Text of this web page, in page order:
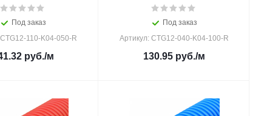
Под заказ
110-K04-050-R
руб./м
Под заказ
Артикул: CTG12-040-K04-100-R
130.95руб./м